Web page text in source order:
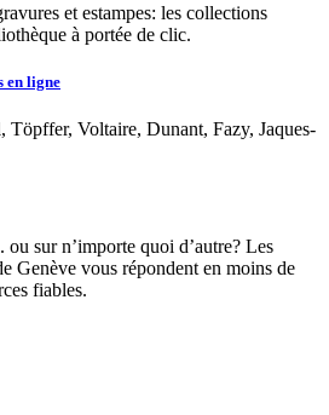
et estampes: les collections
à portée de clic.
en ligne
Töpffer, Voltaire, Dunant, Fazy, Jaques-
sur n’importe quoi d’autre? Les
Genève vous répondent en moins de
fiables.